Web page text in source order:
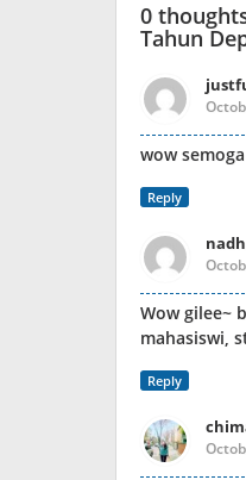
0
Tahun
wow
Reply
Wow gilee~
mahasiswi,
Reply